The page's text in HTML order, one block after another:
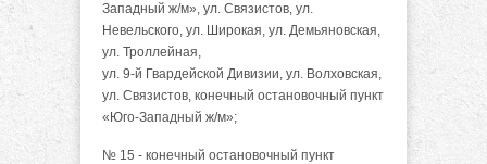
Западный ж/м», ул. Связистов, ул.
Невельского, ул. Широкая, ул. Демьяновская,
ул. Троллейная,
ул. 9-й Гвардейской Дивизии, ул. Волховская,
ул. Связистов, конечный остановочный пункт
«Юго-Западный ж/м»;
№ 15 - конечный остановочный пункт